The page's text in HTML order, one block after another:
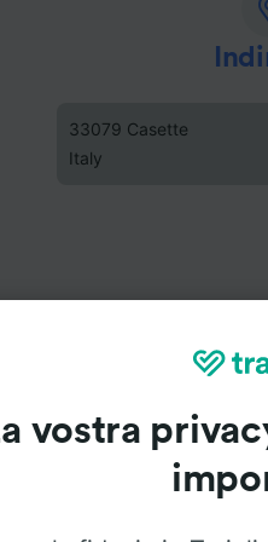
33079 Casette
Italy
Stazione di
vostra